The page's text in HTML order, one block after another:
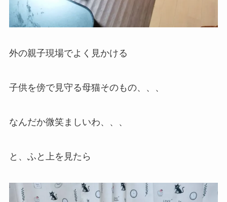
外の親子現場でよく見かける
子供を傍で見守る母猫そのもの、、、
なんだか微笑ましいわ、、、
と、ふと上を見たら